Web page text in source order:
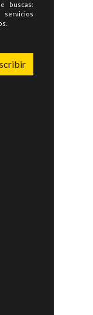
buscas: